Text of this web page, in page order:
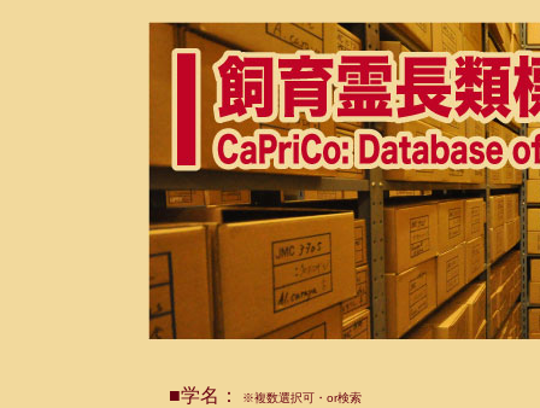
■学名： ※複数選択可・or検索